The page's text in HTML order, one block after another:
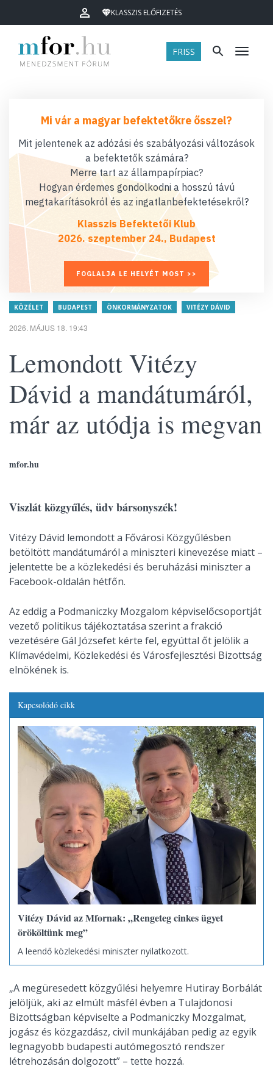
KLASSZIS ELŐFIZETÉS
FRISS Menü
Mi vár a magyar befektetőkre ősszel?
Mit jelentenek az adózási és szabályozási változások
a befektetők számára?
Merre tart az állampapírpiac?
Hogyan érdemes gondolkodni a hosszú távú
megtakarításokról és az ingatlanbefektetésekről?
Klasszis Befektetői Klub
2026. szeptember 24., Budapest
FOGLALJA LE HELYÉT MOST >>
KÖZÉLET BUDAPEST ÖNKORMÁNYZATOK VITÉZY DÁVID
2026. MÁJUS 18. 19:43
Lemondott Vitézy
Dávid a mandátumáról,
már az utódja is megvan
mfor.hu
Viszlát közgyűlés, üdv bársonyszék!
Vitézy Dávid lemondott a Fővárosi Közgyűlésben
betöltött mandátumáról a miniszteri kinevezése miatt –
jelentette be a közlekedési és beruházási miniszter a
Facebook-oldalán hétfőn.
Az eddig a Podmaniczky Mozgalom képviselőcsoportját
vezető politikus tájékoztatása szerint a frakció
vezetésére Gál Józsefet kérte fel, egyúttal őt jelölik a
Klímavédelmi, Közlekedési és Városfejlesztési Bizottság
elnökének is.
Kapcsolódó cikk
Vitézy Dávid az Mfornak: „Rengeteg cinkes ügyet
örököltünk meg”
A leendő közlekedési miniszter nyilatkozott.
„A megüresedett közgyűlési helyemre Hutiray Borbálát
jelöljük, aki az elmúlt másfél évben a Tulajdonosi
Bizottságban képviselte a Podmaniczky Mozgalmat,
jogász és közgazdász, civil munkájában pedig az egyik
legnagyobb budapesti autómegosztó rendszer
létrehozásán dolgozott” – tette hozzá.